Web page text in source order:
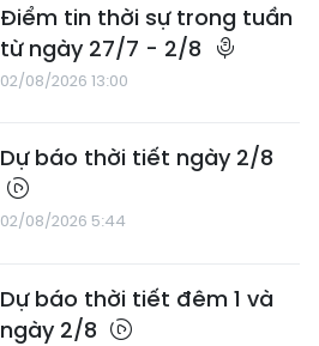
Điểm tin thời sự trong tuần
từ ngày 27/7 - 2/8
02/08/2026 13:00
Dự báo thời tiết ngày 2/8
02/08/2026 5:44
Dự báo thời tiết đêm 1 và
ngày 2/8